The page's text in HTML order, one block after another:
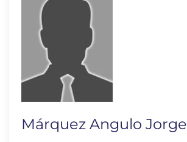
Márquez Angulo Jorge